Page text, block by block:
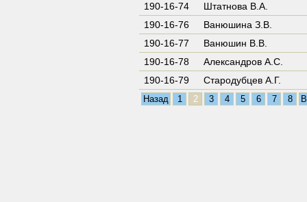
190-16-74
Штатнова В.А.
190-16-76
Ванюшина З.В.
190-16-77
Ванюшин В.В.
190-16-78
Александров А.С.
190-16-79
Стародубцев А.Г.
Назад 1 2 3 4 5 6 7 8